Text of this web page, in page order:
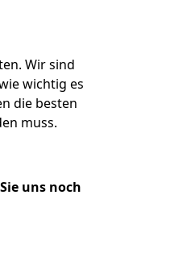
Wir sind
wichtig es
die besten
muss.
uns noch